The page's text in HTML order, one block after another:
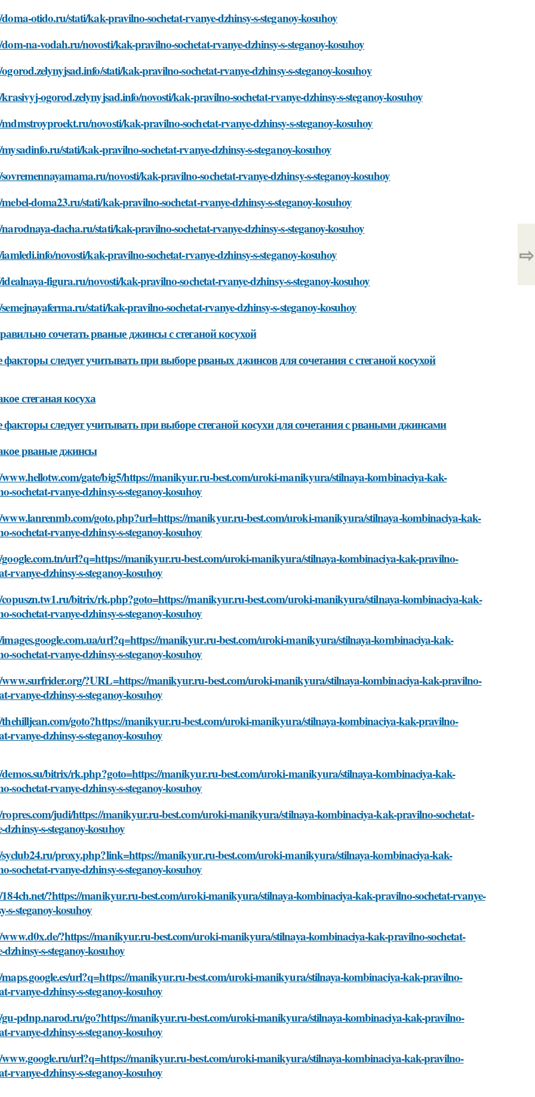
otido.ru/stati/kak-pravilno-sochetat-rvanye-dzhinsy-s-steganoy-kosuhoy
na-vodah.ru/novosti/kak-pravilno-sochetat-rvanye-dzhinsy-s-steganoy-kosuhoy
stati/kak-pravilno-sochetat-rvanye-dzhinsy-s-steganoy-kosuhoy
ogorod.zelynyjsad.info/novosti/kak-pravilno-sochetat-rvanye-dzhinsy-s-steganoy-kosuhoy
novosti/kak-pravilno-sochetat-rvanye-dzhinsy-s-steganoy-kosuhoy
stati/kak-pravilno-sochetat-rvanye-dzhinsy-s-steganoy-kosuhoy
novosti/kak-pravilno-sochetat-rvanye-dzhinsy-s-steganoy-kosuhoy
doma23.ru/stati/kak-pravilno-sochetat-rvanye-dzhinsy-s-steganoy-kosuhoy
dacha.ru/stati/kak-pravilno-sochetat-rvanye-dzhinsy-s-steganoy-kosuhoy
novosti/kak-pravilno-sochetat-rvanye-dzhinsy-s-steganoy-kosuhoy
figura.ru/novosti/kak-pravilno-sochetat-rvanye-dzhinsy-s-steganoy-kosuhoy
stati/kak-pravilno-sochetat-rvanye-dzhinsy-s-steganoy-kosuhoy
сочетать рваные джинсы с стеганой косухой
следует учитывать при выборе рваных джинсов для сочетания с стеганой косухой
стеганая косуха
следует учитывать при выборе стеганой косухи для сочетания с рваными джинсами
рваные джинсы
gate/big5/https://manikyur.ru-best.com/uroki-manikyura/stilnaya-kombinaciya-kak-
sochetat-rvanye-dzhinsy-s-steganoy-kosuhoy
goto.php?url=https://manikyur.ru-best.com/uroki-manikyura/stilnaya-kombinaciya-kak-
sochetat-rvanye-dzhinsy-s-steganoy-kosuhoy
url?q=https://manikyur.ru-best.com/uroki-manikyura/stilnaya-kombinaciya-kak-pravilno-
rvanye-dzhinsy-s-steganoy-kosuhoy
bitrix/rk.php?goto=https://manikyur.ru-best.com/uroki-manikyura/stilnaya-kombinaciya-kak-
sochetat-rvanye-dzhinsy-s-steganoy-kosuhoy
url?q=https://manikyur.ru-best.com/uroki-manikyura/stilnaya-kombinaciya-kak-
sochetat-rvanye-dzhinsy-s-steganoy-kosuhoy
?URL=https://manikyur.ru-best.com/uroki-manikyura/stilnaya-kombinaciya-kak-pravilno-
rvanye-dzhinsy-s-steganoy-kosuhoy
goto?https://manikyur.ru-best.com/uroki-manikyura/stilnaya-kombinaciya-kak-pravilno-
rvanye-dzhinsy-s-steganoy-kosuhoy
bitrix/rk.php?goto=https://manikyur.ru-best.com/uroki-manikyura/stilnaya-kombinaciya-kak-
sochetat-rvanye-dzhinsy-s-steganoy-kosuhoy
judi/https://manikyur.ru-best.com/uroki-manikyura/stilnaya-kombinaciya-kak-pravilno-sochetat-
dzhinsy-s-steganoy-kosuhoy
proxy.php?link=https://manikyur.ru-best.com/uroki-manikyura/stilnaya-kombinaciya-kak-
sochetat-rvanye-dzhinsy-s-steganoy-kosuhoy
?https://manikyur.ru-best.com/uroki-manikyura/stilnaya-kombinaciya-kak-pravilno-sochetat-rvanye-
s-steganoy-kosuhoy
?https://manikyur.ru-best.com/uroki-manikyura/stilnaya-kombinaciya-kak-pravilno-sochetat-
dzhinsy-s-steganoy-kosuhoy
url?q=https://manikyur.ru-best.com/uroki-manikyura/stilnaya-kombinaciya-kak-pravilno-
rvanye-dzhinsy-s-steganoy-kosuhoy
pdnp.narod.ru/go?https://manikyur.ru-best.com/uroki-manikyura/stilnaya-kombinaciya-kak-pravilno-
rvanye-dzhinsy-s-steganoy-kosuhoy
url?q=https://manikyur.ru-best.com/uroki-manikyura/stilnaya-kombinaciya-kak-pravilno-
rvanye-dzhinsy-s-steganoy-kosuhoy
⇨